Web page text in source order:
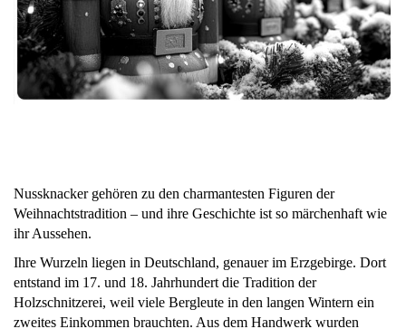
Nussknacker gehören zu den charmantesten Figuren der
Weihnachtstradition – und ihre Geschichte ist so märchenhaft wie
ihr Aussehen.
Ihre Wurzeln liegen in Deutschland, genauer im Erzgebirge. Dort
entstand im 17. und 18. Jahrhundert die Tradition der
Holzschnitzerei, weil viele Bergleute in den langen Wintern ein
zweites Einkommen brauchten. Aus dem Handwerk wurden